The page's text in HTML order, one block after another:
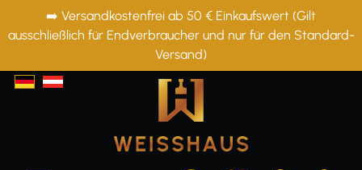
springen
➡️ Versandkostenfrei ab 50 € Einkaufswert (Gilt
ausschließlich für Endverbraucher und nur für den Standard-
Versand)